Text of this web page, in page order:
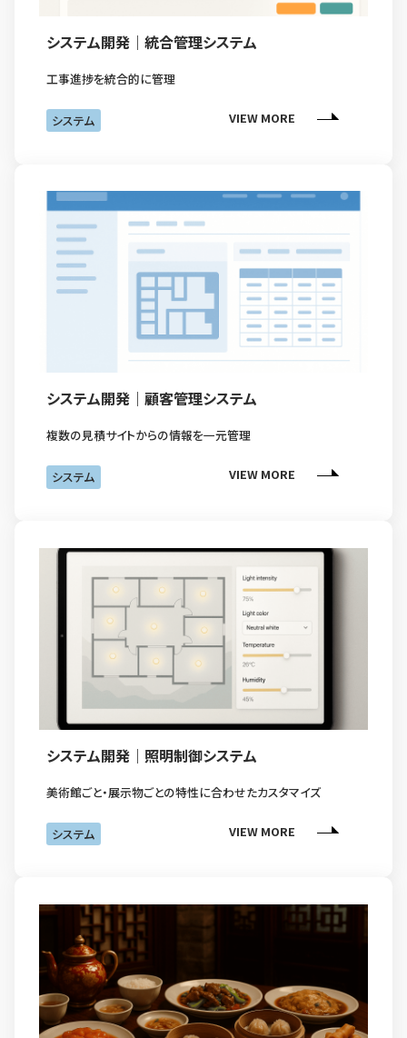
システム開発｜統合管理システム
工事進捗を統合的に管理
システム VIEW MORE
システム開発｜顧客管理システム
複数の見積サイトからの情報を一元管理
システム VIEW MORE
システム開発｜照明制御システム
美術館ごと・展示物ごとの特性に合わせたカスタマイズ
システム VIEW MORE